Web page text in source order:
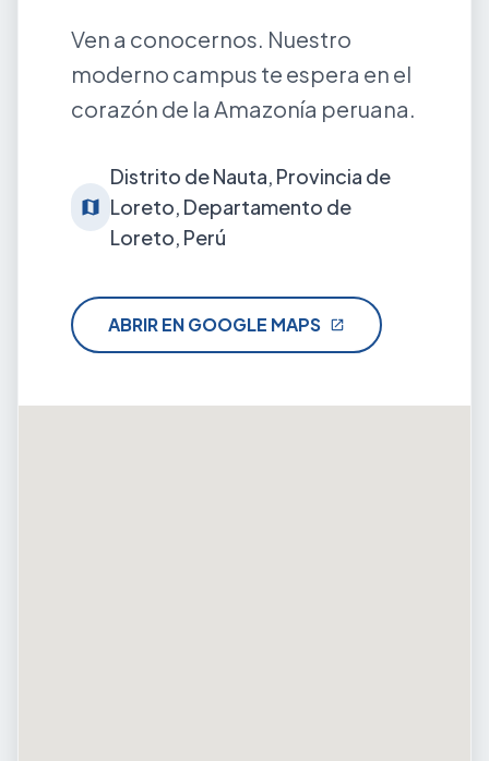
Ven a conocernos. Nuestro
moderno campus te espera en el
corazón de la Amazonía peruana.
map
Distrito de Nauta, Provincia de
Loreto, Departamento de
Loreto, Perú
ABRIR EN GOOGLE MAPS open_in_new